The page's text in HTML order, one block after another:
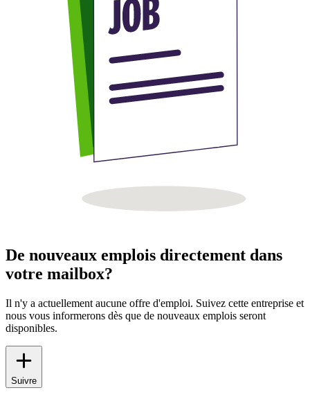
De nouveaux emplois directement dans
votre mailbox?
Il n'y a actuellement aucune offre d'emploi. Suivez cette entreprise et
nous vous informerons dès que de nouveaux emplois seront
disponibles.
Suivre